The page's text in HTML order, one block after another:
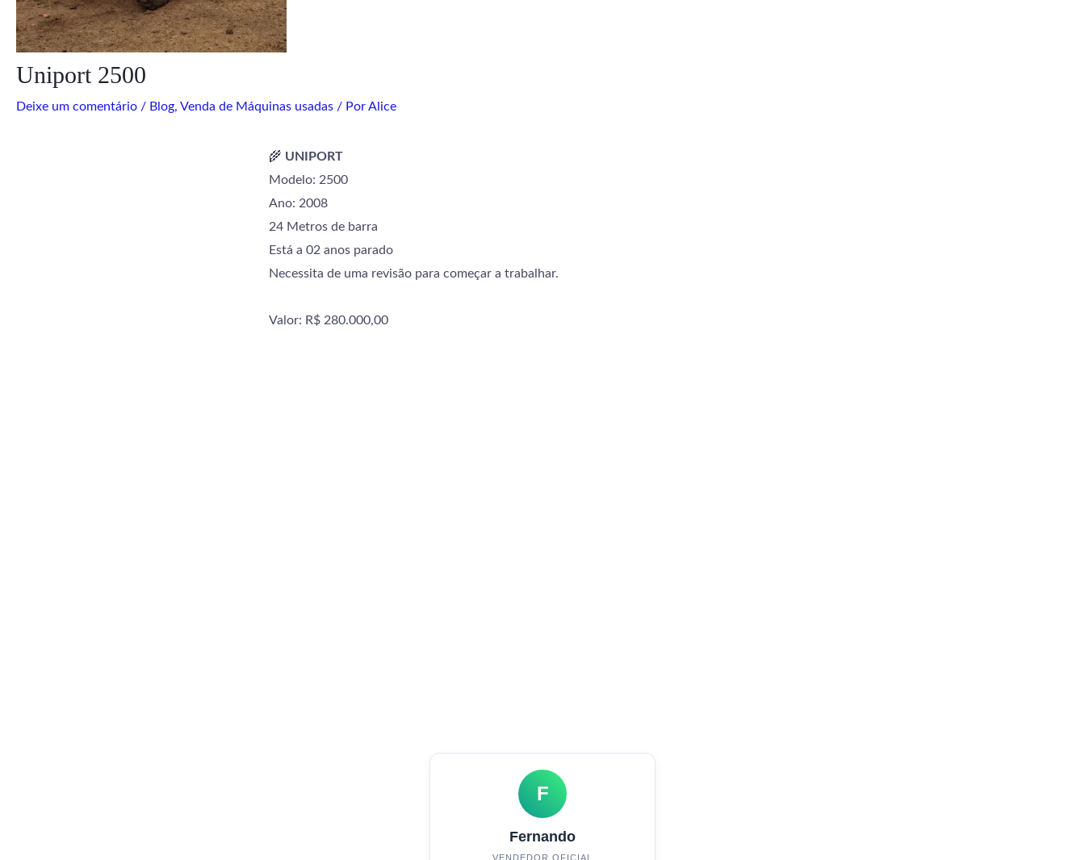
Uniport 2500
Deixe um comentário / Blog, Venda de Máquinas usadas / PorAlice
🌾 UNIPORT
Modelo: 2500
Ano: 2008
24 Metros de barra
Está a 02 anos parado
Necessita de uma revisão para começar a trabalhar.
Valor: R$ 280.000,00
F
Fernando
VENDEDOR OFICIAL